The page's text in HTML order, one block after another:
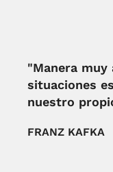
"Manera
situaciones
nuestro
FRANZ KAFKA